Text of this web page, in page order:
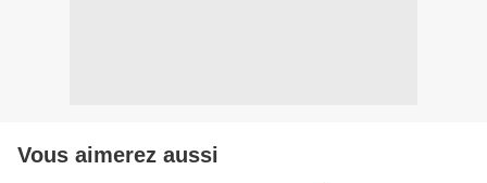
Vous aimerez aussi